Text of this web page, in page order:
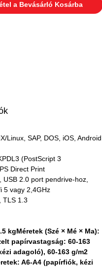
a Bevásárló Kosárba
Linux, SAP, DOS, iOS, Android
(PostScript 3
Direct Print
USB 2.0 port pendrive-hoz,
5 vagy 2,4GHz
TLS 1.3
kgMéretek (Szé × Mé × Ma):
papírvastagság: 60-163
adagoló), 60-163 g/m2
A6-A4 (papírfiók, kézi